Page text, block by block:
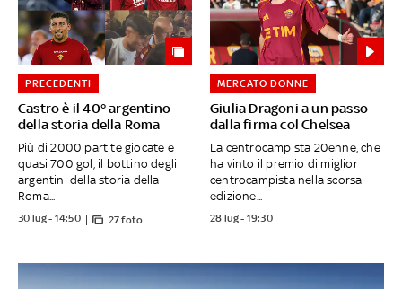
Castro è il 40° argentino
della storia della Roma
PRECEDENTI
Più di 2000 partite giocate e
quasi 700 gol, il bottino degli
argentini della storia della
Roma...
30 lug - 14:50 27 foto
Giulia Dragoni a un passo
dalla firma col Chelsea
MERCATO DONNE
La centrocampista 20enne, che
ha vinto il premio di miglior
centrocampista nella scorsa
edizione...
28 lug - 19:30